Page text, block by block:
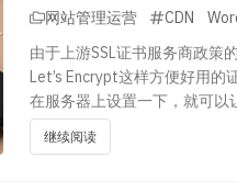
网站管理运营 CDN
由于上游SSL证书服务商政策
Let’s Encrypt这样方便好用
在服务器上设置一下，就可以
继续阅读